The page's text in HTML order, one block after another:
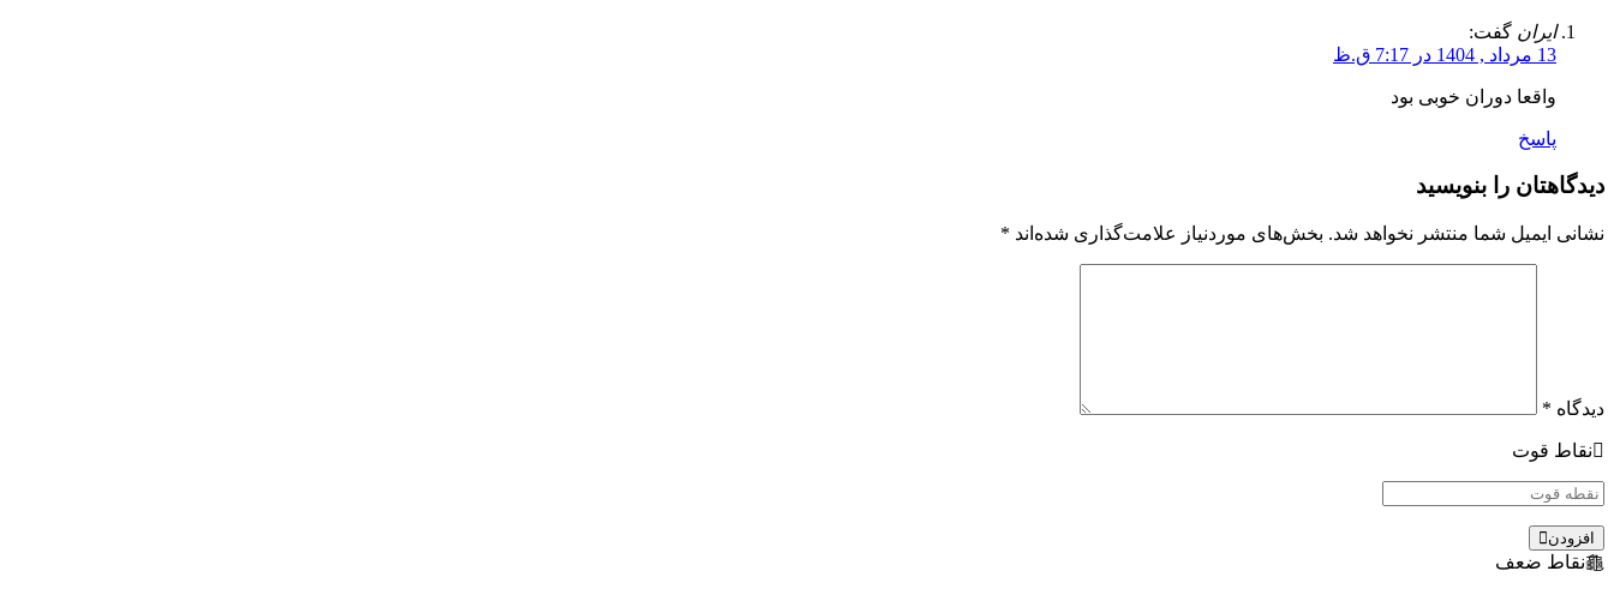
ایران گفت:
13 مرداد , 1404 در 7:17 ق.ظ
واقعا دوران خوبی بود
پاسخ
دیدگاهتان را بنویسید
نشانی ایمیل شما منتشر نخواهد شد. بخش‌های موردنیاز علامت‌گذاری شده‌اند *
دیدگاه *
نقاط قوت
افزودن
نقاط ضعف